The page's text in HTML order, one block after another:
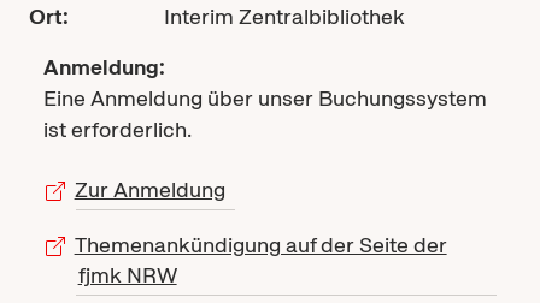
Ort:
Interim Zentralbibliothek
Anmeldung:
Eine Anmeldung über unser Buchungssystem
ist erforderlich.
Zur Anmeldung
Themenankündigung auf der Seite der
fjmk NRW